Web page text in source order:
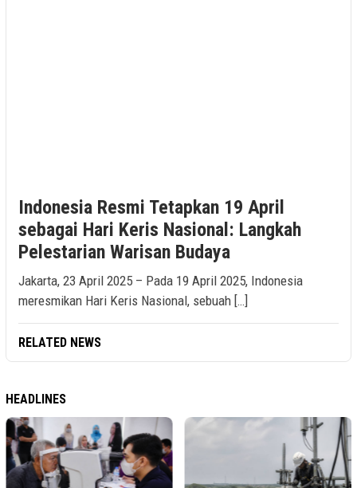
Indonesia Resmi Tetapkan 19 April
sebagai Hari Keris Nasional: Langkah
Pelestarian Warisan Budaya
Jakarta, 23 April 2025 – Pada 19 April 2025, Indonesia
meresmikan Hari Keris Nasional, sebuah […]
RELATED NEWS
HEADLINES